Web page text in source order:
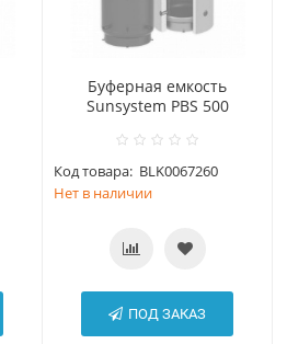
Буферная емкость
Sunsystem PBS 500
Код товара: BLK0067260
Нет в наличии
ПОД ЗАКАЗ